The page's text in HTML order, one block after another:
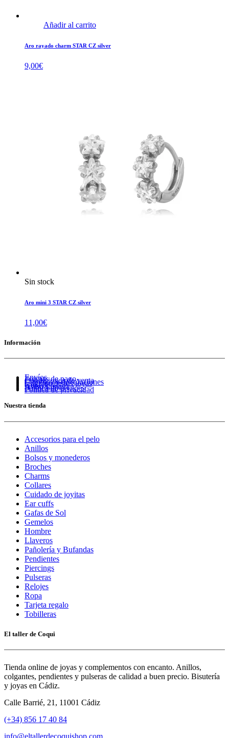
Añadir al carrito
Aro rayado charm STAR CZ silver
9,00€
Sin stock
Aro mini 3 STAR CZ silver
11,00€
Información
Envíos
Formas de pago
Condiciones de venta
Cambios y devoluciones
Cuidado de tus joyas
Guía de tallas
Aviso Legal
Política de cookies
Política de privacidad
Nuestra tienda
Accesorios para el pelo
Anillos
Bolsos y monederos
Broches
Charms
Collares
Cuidado de joyitas
Ear cuffs
Gafas de Sol
Gemelos
Hombre
Llaveros
Pañolería y Bufandas
Pendientes
Piercings
Pulseras
Relojes
Ropa
Tarjeta regalo
Tobilleras
El taller de Coqui
Tienda online de joyas y complementos con encanto. Anillos,
colgantes, pendientes y pulseras de calidad a buen precio. Bisutería
y joyas en Cádiz.
Calle Barrié, 21, 11001 Cádiz
(+34) 856 17 40 84
info@eltallerdecoquishop.com